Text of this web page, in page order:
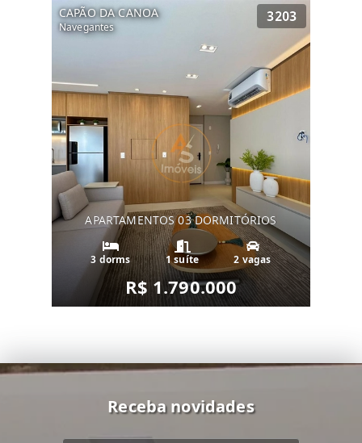
CAPÃO DA CANOA
Navegantes
3203
APARTAMENTOS 03 DORMITÓRIOS
3 dorms 1 suíte 2 vagas
R$ 1.790.000
Receba novidades